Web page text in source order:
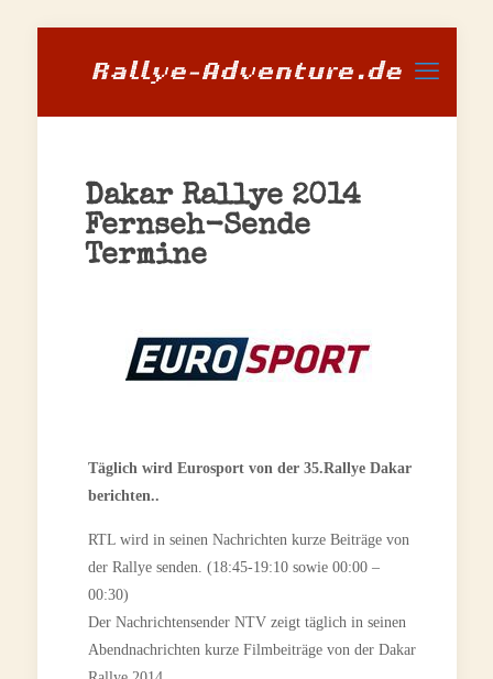
Dakar Rallye 2014
Fernseh-Sende
Termine
Täglich wird Eurosport von der 35.Rallye Dakar
berichten..
RTL wird in seinen Nachrichten kurze Beiträge von
der Rallye senden. (18:45-19:10 sowie 00:00 –
00:30)
Der Nachrichtensender NTV zeigt täglich in seinen
Abendnachrichten kurze Filmbeiträge von der Dakar